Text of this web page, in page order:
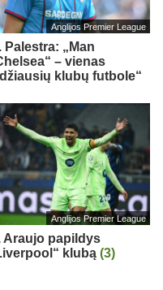
Anglijos Premier League
Palestra: „Man
– vienas
klubų futbole“
Anglijos Premier League
Araujo papildys
klubą (3)